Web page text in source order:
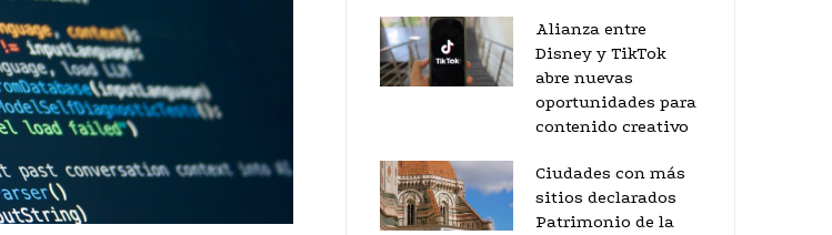
Alianza entre
Disney y TikTok
abre nuevas
oportunidades para
contenido creativo
Ciudades con más
sitios declarados
Patrimonio de la